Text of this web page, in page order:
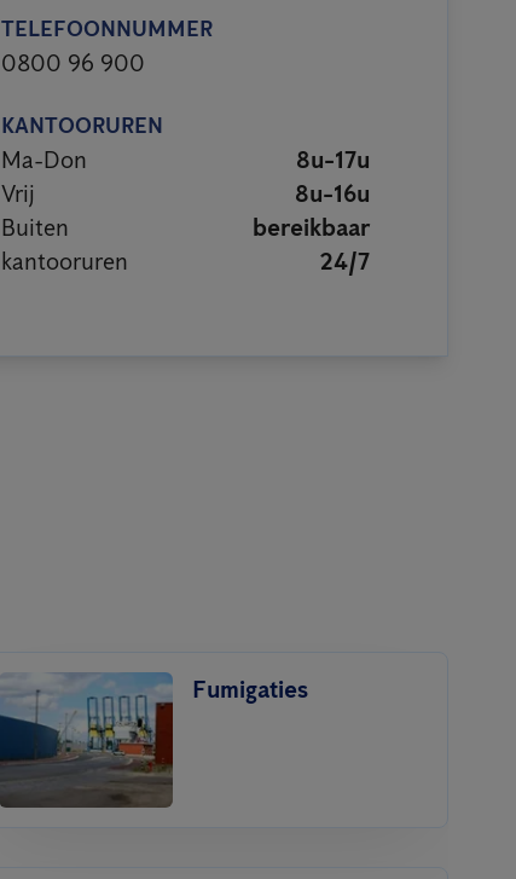
TELEFOONNUMMER
0800 96 900
KANTOORUREN
Ma-Don
8u-17u
Vrij
8u-16u
Buiten
bereikbaar
kantooruren
24/7
Fumigaties